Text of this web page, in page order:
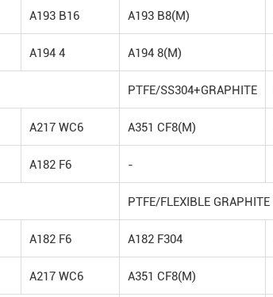
A193 B16 A193 B8(M)
A194 4 A194 8(M)
PTFE/SS304+GRAPHITE
A217 WC6 A351 CF8(M)
A182 F6 -
PTFE/FLEXIBLE GRAPHITE
A182 F6 A182 F304
A217 WC6 A351 CF8(M)